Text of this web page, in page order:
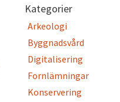
Kategorier
Arkeologi
Byggnadsvård
Digitalisering
Fornlämningar
Konservering